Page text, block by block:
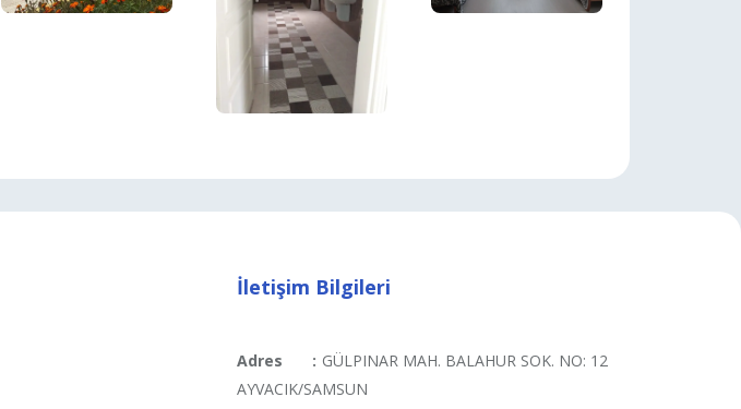
İletişim Bilgileri
Adres : GÜLPINAR MAH. BALAHUR SOK. NO: 12
AYVACIK/SAMSUN